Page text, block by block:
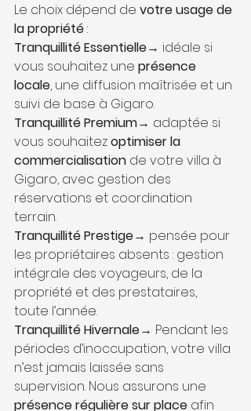
Le choix dépend de votre usage de
la propriété :
Tranquillité Essentielle→ idéale si
vous souhaitez une présence
locale, une diffusion maîtrisée et un
suivi de base à Gigaro.
Tranquillité Premium→ adaptée si
vous souhaitez optimiser la
commercialisation de votre villa à
Gigaro, avec gestion des
réservations et coordination
terrain.
Tranquillité Prestige→ pensée pour
les propriétaires absents : gestion
intégrale des voyageurs, de la
propriété et des prestataires,
toute l’année.
Tranquillité Hivernale→ Pendant les
périodes d’inoccupation, votre villa
n’est jamais laissée sans
supervision. Nous assurons une
présence régulière sur place afin